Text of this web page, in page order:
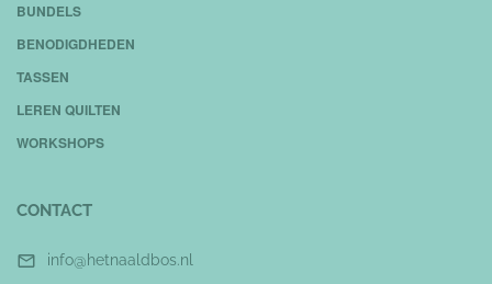
BUNDELS
BENODIGDHEDEN
TASSEN
LEREN QUILTEN
WORKSHOPS
CONTACT
 info@hetnaaldbos.nl